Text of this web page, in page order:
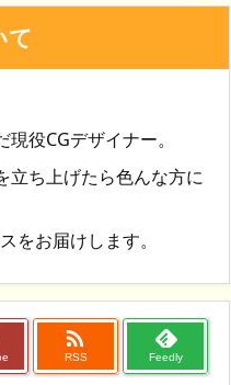
て
役CGデザイナー。
立ち上げたら色んな方に
をお届けします。

RSS Feedly